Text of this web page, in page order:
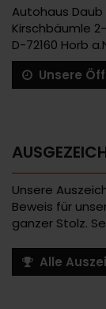
Autohaus Daub
Kirschbäumle
D-72160 Horb
Unsere
Unsere
Beweis für
ganzer Stolz.
Alle